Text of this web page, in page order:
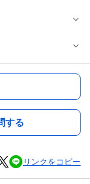
する
リンクをコピー